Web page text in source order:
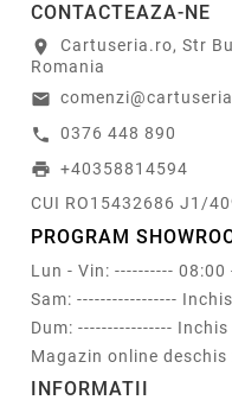
CONTACTEAZA-NE
location_on
Cartuseria.ro, Str
Romania
email
call 0376 448 890
print +40358814594
CUI RO15432686 J1/
PROGRAM
Lun - Vin: ---------- 08:00
Sam: ----------------- Inchis
Dum: ---------------- Inchis
Magazin online
INFORMATII